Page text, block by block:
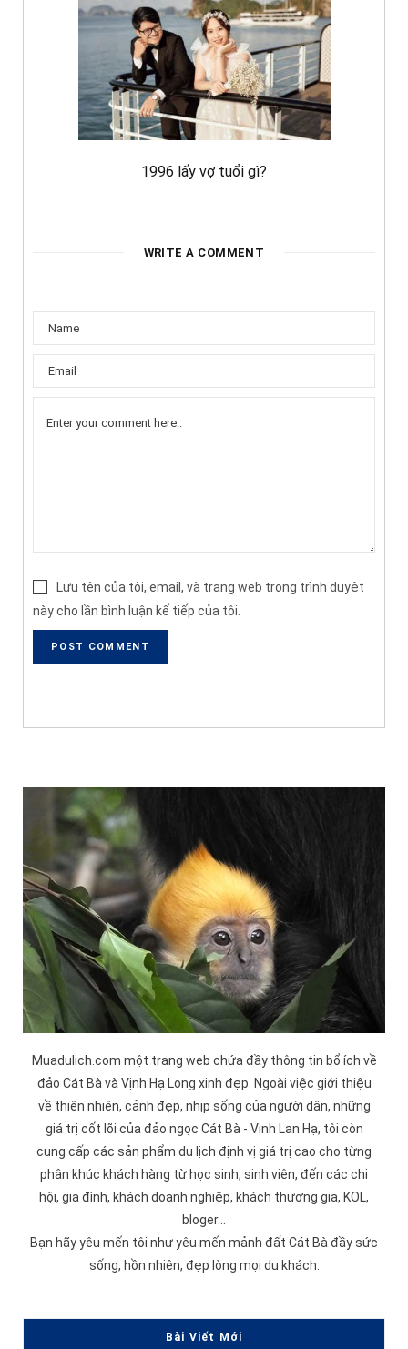
1996 lấy vợ tuổi gì?
WRITE A COMMENT
Lưu tên của tôi, email, và trang web trong trình duyệt
này cho lần bình luận kế tiếp của tôi.
Muadulich.com một trang web chứa đầy thông tin bổ ích về
đảo Cát Bà và Vịnh Hạ Long xinh đẹp. Ngoài việc giới thiệu
về thiên nhiên, cảnh đẹp, nhịp sống của người dân, những
giá trị cốt lõi của đảo ngọc Cát Bà - Vịnh Lan Hạ, tôi còn
cung cấp các sản phẩm du lịch định vị giá trị cao cho từng
phân khúc khách hàng từ học sinh, sinh viên, đến các chi
hội, gia đình, khách doanh nghiệp, khách thương gia, KOL,
bloger...
Bạn hãy yêu mến tôi như yêu mến mảnh đất Cát Bà đầy sức
sống, hồn nhiên, đẹp lòng mọi du khách.
Bài Viết Mới